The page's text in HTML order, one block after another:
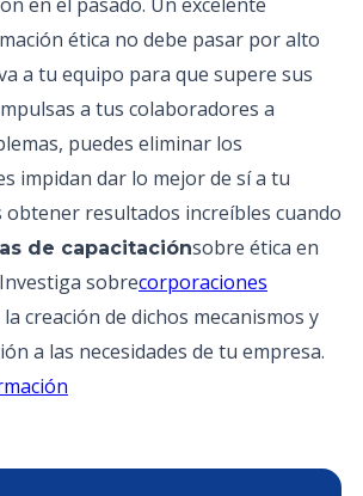
ética no debe pasar por alto
a tu equipo para que supere sus
a tus colaboradores a
puedes eliminar los
impidan dar lo mejor de sí a tu
obtener resultados increíbles cuando
de capacitaciónsobre ética en
sobrecorporaciones
creación de dichos mecanismos y
a las necesidades de tu empresa.